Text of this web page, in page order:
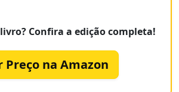
Confira a edição completa!
Preço na Amazon